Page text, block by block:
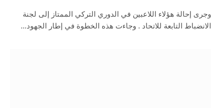
وجرى إحالة هؤلاء اللاعبين في الدوري التركي الممتاز إلى لجنة
الانضباط التابعة للاتحاد . وجاءت هذه الخطوة في إطار الجهود…